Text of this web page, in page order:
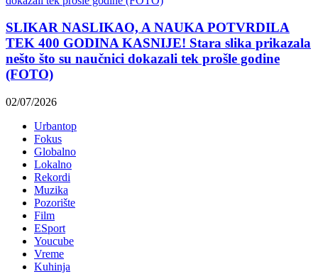
SLIKAR NASLIKAO, A NAUKA POTVRDILA
TEK 400 GODINA KASNIJE! Stara slika prikazala
nešto što su naučnici dokazali tek prošle godine
(FOTO)
02/07/2026
Urbantop
Fokus
Globalno
Lokalno
Rekordi
Muzika
Pozorište
Film
ESport
Youcube
Vreme
Kuhinja